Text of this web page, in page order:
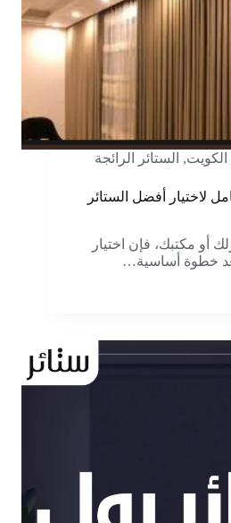
, الستائر الرائجة
لاختيار أفضل الستائر
أو مكتبك، فإن اختيار
خطوة أساسية…